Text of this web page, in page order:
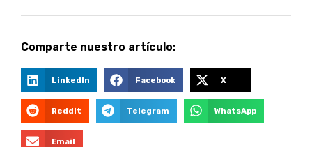
Comparte nuestro artículo:
LinkedIn Facebook X
Reddit Telegram WhatsApp
Email